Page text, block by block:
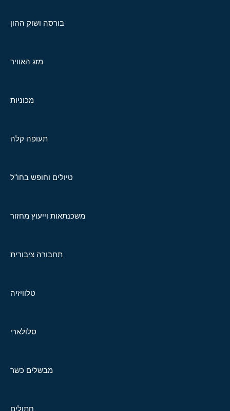
בורסה ושוק ההון
מזג האוויר
מכוניות
תעופה קלה
טיולים וחופש בחו"ל
משכנתאות וייעוץ מחזור
תחבורה ציבורית
טלוויזיה
סלולארי
מבשלים כשר
חתולים